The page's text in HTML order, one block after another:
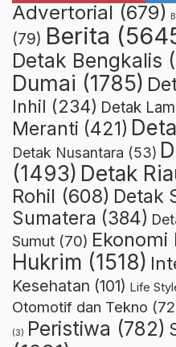
Advertorial (679)
(79) Berita
Detak Bengkalis
Dumai (1785)
Inhil (234) Detak
Meranti (421)
Detak Nusantara (53)
(1493) Detak
Rohil (608) Detak
Sumatera (384)
Sumut (70) Ekonomi
Hukrim (1518)
Kesehatan (101) Life
Otomotif dan Tekno
(3) Peristiwa (782)